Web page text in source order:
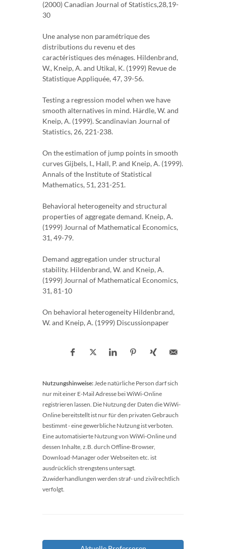
(2000) Canadian Journal of Statistics,28,19-
30
Une analyse non paramétrique des
distributions du revenu et des
caractéristiques des ménages. Hildenbrand,
W., Kneip, A. and Utikal, K. (1999) Revue de
Statistique Appliquée, 47, 39-56.
Testing a regression model when we have
smooth alternatives in mind. Härdle, W. and
Kneip, A. (1999). Scandinavian Journal of
Statistics, 26, 221-238.
On the estimation of jump points in smooth
curves Gijbels, I., Hall, P. and Kneip, A. (1999).
Annals of the Institute of Statistical
Mathematics, 51, 231-251.
Behavioral heterogeneity and structural
properties of aggregate demand. Kneip, A.
(1999) Journal of Mathematical Economics,
31, 49-79.
Demand aggregation under structural
stability. Hildenbrand, W. and Kneip, A.
(1999) Journal of Mathematical Economics,
31, 81-10
On behavioral heterogeneity Hildenbrand,
W. and Kneip, A. (1999) Discussionpaper
Nutzungshinweise:Jede natürliche Person darf sich
nur mit einer E-Mail Adresse bei WiWi-Online
registrieren lassen. Die Nutzung der Daten die WiWi-
Online bereitstellt ist nur für den privaten Gebrauch
bestimmt - eine gewerbliche Nutzung ist verboten.
Eine automatisierte Nutzung von WiWi-Online und
dessen Inhalte, z.B. durch Offline-Browser,
Download-Manager oder Webseiten etc. ist
ausdrücklich strengstens untersagt.
Zuwiderhandlungen werden straf- und zivilrechtlich
verfolgt.